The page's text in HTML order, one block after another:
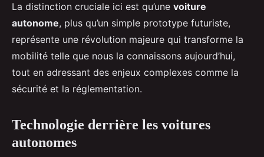
La distinction cruciale ici est qu’une voiture
autonome, plus qu’un simple prototype futuriste,
représente une révolution majeure qui transforme la
mobilité telle que nous la connaissons aujourd’hui,
tout en adressant des enjeux complexes comme la
sécurité et la réglementation.
Technologie derrière les voitures
autonomes